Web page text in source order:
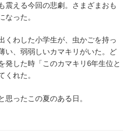
震える今回の悲劇。さまざまおも
なった。
くわした小学生が、虫かごを持っ
い、弱弱しいカマキリがいた。ど
発した時「このカマキリ6年生位と
くれた。
思ったこの夏のある日。